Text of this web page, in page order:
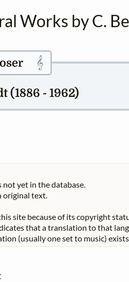
Works by C.
𝄞
(1886 - 1962)
yet in the database.
original text.
site because of its copyright
that a translation to that
(usually one set to music)